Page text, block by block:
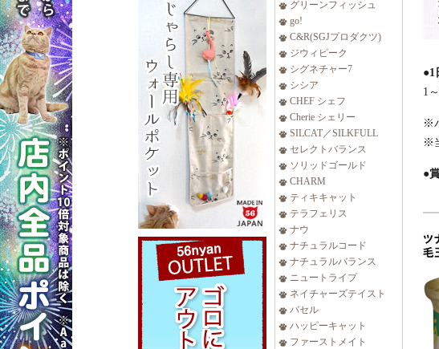
グリーンフィッシュ
go!
C&R(SGJプロダクツ)
ジウィピーク
シグネチャー7
シシア
CHEF シェフ
Cherie シェリー
SILCAT／SILKFULL
セレクトバランス
ソリッドゴールド
CHARM
ティキキャット
テラフェリス
ナウ
ナチュラルコード
ナチュラルバランス
ニュートライプ
ネイチャーズテイスト
バセル
ハッピーキャット
ファーストメイト
●1
1
※
※
●